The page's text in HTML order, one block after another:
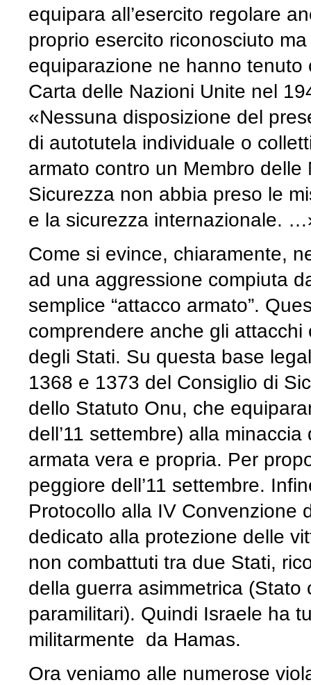
equipara all’esercito regolare
proprio esercito riconosciuto
equiparazione ne hanno
Carta delle Nazioni Unite nel
«Nessuna disposizione del
di autotutela individuale o
armato contro un Membro
Sicurezza non abbia preso le
e la sicurezza internazionale.
Come si evince, chiaramente,
ad una aggressione compiuta
semplice “attacco armato”.
comprendere anche gli
degli Stati. Su questa base
1368 e 1373 del Consiglio di
dello Statuto Onu, che
dell’11 settembre) alla
armata vera e propria. Per
peggiore dell’11 settembre.
Protocollo alla IV Convenzione
dedicato alla protezione delle
non combattuti tra due Stati,
della guerra asimmetrica
paramilitari). Quindi Israele ha
militarmente da Hamas.
Ora veniamo alle numerose